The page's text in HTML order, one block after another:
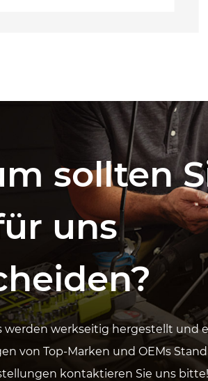
sollten
uns
werden werkseitig hergestellt und
von Top-Marken und OEMs
kontaktieren Sie uns bitte!